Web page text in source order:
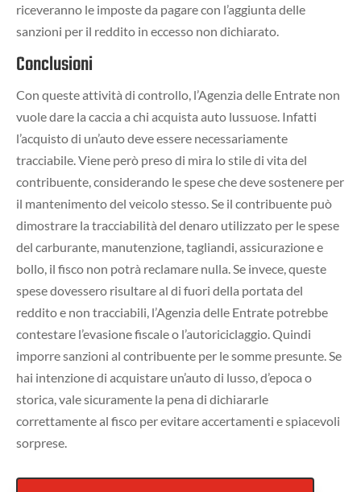
riceveranno le imposte da pagare con l’aggiunta delle
sanzioni per il reddito in eccesso non dichiarato.
Conclusioni
Con queste attività di controllo, l’Agenzia delle Entrate non
vuole dare la caccia a chi acquista auto lussuose. Infatti
l’acquisto di un’auto deve essere necessariamente
tracciabile. Viene però preso di mira lo stile di vita del
contribuente, considerando le spese che deve sostenere per
il mantenimento del veicolo stesso. Se il contribuente può
dimostrare la tracciabilità del denaro utilizzato per le spese
del carburante, manutenzione, tagliandi, assicurazione e
bollo, il fisco non potrà reclamare nulla. Se invece, queste
spese dovessero risultare al di fuori della portata del
reddito e non tracciabili, l’Agenzia delle Entrate potrebbe
contestare l’evasione fiscale o l’autoriciclaggio. Quindi
imporre sanzioni al contribuente per le somme presunte. Se
hai intenzione di acquistare un’auto di lusso, d’epoca o
storica, vale sicuramente la pena di dichiararle
correttamente al fisco per evitare accertamenti e spiacevoli
sorprese.